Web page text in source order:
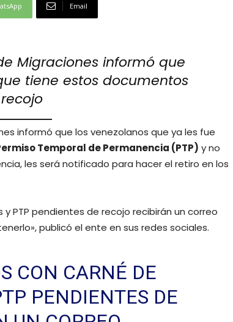
Email
Migraciones informó que
tiene estos documentos
informó que los venezolanos que ya les fue
Temporal de Permanencia (PTP) y no
les será notificado para hacer el retiro en los
PTP pendientes de recojo recibirán un correo
publicó el ente en sus redes sociales.
CON CARNÉ DE
PENDIENTES DE